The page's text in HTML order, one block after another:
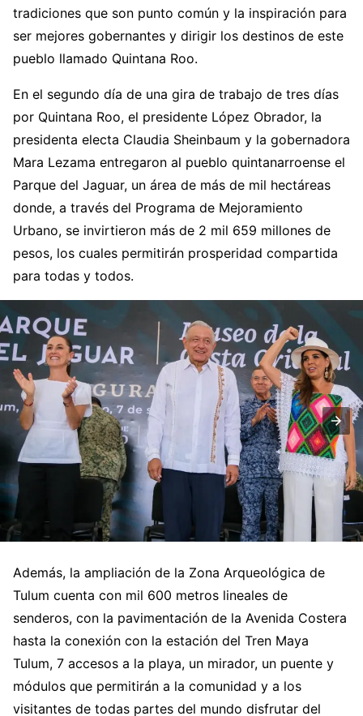
tradiciones que son punto común y la inspiración para
ser mejores gobernantes y dirigir los destinos de este
pueblo llamado Quintana Roo.
En el segundo día de una gira de trabajo de tres días
por Quintana Roo, el presidente López Obrador, la
presidenta electa Claudia Sheinbaum y la gobernadora
Mara Lezama entregaron al pueblo quintanarroense el
Parque del Jaguar, un área de más de mil hectáreas
donde, a través del Programa de Mejoramiento
Urbano, se invirtieron más de 2 mil 659 millones de
pesos, los cuales permitirán prosperidad compartida
para todas y todos.
Además, la ampliación de la Zona Arqueológica de
Tulum cuenta con mil 600 metros lineales de
senderos, con la pavimentación de la Avenida Costera
hasta la conexión con la estación del Tren Maya
Tulum, 7 accesos a la playa, un mirador, un puente y
módulos que permitirán a la comunidad y a los
visitantes de todas partes del mundo disfrutar del